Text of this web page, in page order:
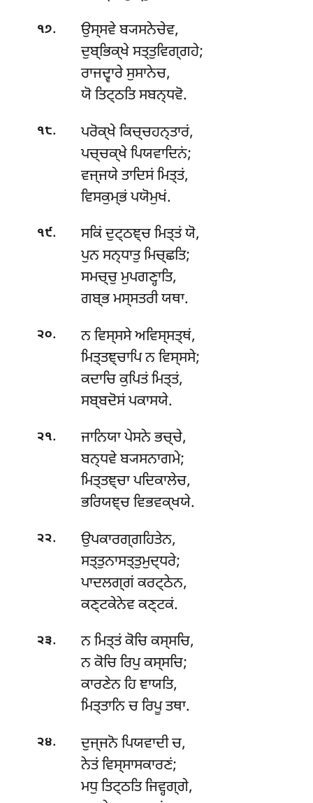
੧੭. ਉਸ੍ਸਵੇਬ੍ਯਸਨੇਚੇਵ,
ਦੁਬ੍ਭਿਕ੍ਖੇ ਸਤ੍ਤੁਵਿਗ੍ਗਹੇ;
ਰਾਜਦ੍ਵਾਰੇ ਸੁਸਾਨੇਚ,
ਯੋ ਤਿਟ੍ਠਤਿ ਸਬਨ੍ਧਵੋ.
੧੮.
ਪਰੋਕ੍ਖੇ ਕਿਚ੍ਚਹਨ੍ਤਾਰਂ,
ਪਚ੍ਚਕ੍ਖੇ ਪਿਯਵਾਦਿਨਂ;
ਵਜ੍ਜਯੇ ਤਾਦਿਸਂ ਮਿਤ੍ਤਂ,
ਵਿਸਕੁਮ੍ਭਂ ਪਯੋਮੁਖਂ.
੧੯. ਸਕਿਂਦੁਟ੍ਠਞ੍ਚ ਮਿਤ੍ਤਂ ਯੋ,
ਪੁਨ ਸਨ੍ਧਾਤੁ ਮਿਚ੍ਛਤਿ;
ਸਮਚ੍ਚੁ ਮੁਪਗਣ੍ਹਾਤਿ,
ਗਬ੍ਭ ਮਸ੍ਸਤਰੀ ਯਥਾ.
੨੦. ਨਵਿਸ੍ਸਸੇ ਅਵਿਸ੍ਸਤ੍ਥਂ,
ਮਿਤ੍ਤਞ੍ਚਾਪਿ ਨ ਵਿਸ੍ਸਸੇ;
ਕਦਾਚਿ ਕੁਪਿਤਂ ਮਿਤ੍ਤਂ,
ਸਬ੍ਬਦੋਸਂ ਪਕਾਸਯੇ.
੨੧. ਜਾਨਿਯਾਪੇਸਨੇ ਭਚ੍ਚੇ,
ਬਨ੍ਧਵੇ ਬ੍ਯਸਨਾਗਮੇ;
ਮਿਤ੍ਤਞ੍ਚਾ ਪਦਿਕਾਲੇਚ,
ਭਰਿਯਞ੍ਚ ਵਿਭਵਕ੍ਖਯੇ.
੨੨.
ਉਪਕਾਰਗ੍ਗਹਿਤੇਨ,
ਸਤ੍ਤੁਨਾਸਤ੍ਤੁਮੁਦ੍ਧਰੇ;
ਪਾਦਲਗ੍ਗਂ ਕਰਟ੍ਠੇਨ,
ਕਣ੍ਟਕੇਨੇਵ ਕਣ੍ਟਕਂ.
੨੩. ਨਮਿਤ੍ਤਂ ਕੋਚਿ ਕਸ੍ਸਚਿ,
ਨ ਕੋਚਿ ਰਿਪੁ ਕਸ੍ਸਚਿ;
ਕਾਰਣੇਨ ਹਿ ਞਾਯਤਿ,
ਮਿਤ੍ਤਾਨਿ ਚ ਰਿਪੂ ਤਥਾ.
੨੪. ਦੁਜ੍ਜਨੋਪਿਯਵਾਦੀ ਚ,
ਨੇਤਂ ਵਿਸ੍ਸਾਸਕਾਰਣਂ;
ਮਧੁ ਤਿਟ੍ਠਤਿ ਜਿਵ੍ਹਗ੍ਗੇ,